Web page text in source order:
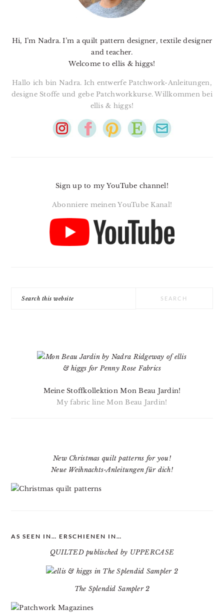
Hi, I’m Nadra. I’m a quilt pattern designer, textile designer
and teacher.
Welcome to ellis & higgs!
Hallo ich bin Nadra. Ich entwerfe Patchwork-Anleitungen,
designe Stoffe und gebe Patchworkkurse. Willkommen bei
ellis & higgs!
Sign up to my YouTube channel!
Abonniere meinen YouTube Kanal!
Meine Stoffkollektion Mon Beau Jardin!
My fabric line Mon Beau Jardin!
New Christmas quilt patterns for you!
Neue Weihnachts-Anleitungen für dich!
AS SEEN IN… ERSCHIENEN IN…
QUILTED publisched by UPPERCASE
The Splendid Sampler 2